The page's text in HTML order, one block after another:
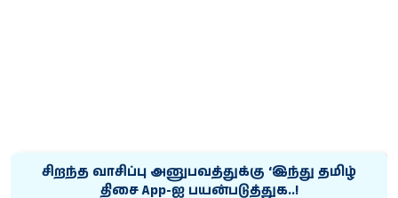
சிறந்த வாசிப்பு அனுபவத்துக்கு ‘இந்து தமிழ்
திசை App-ஐ பயன்படுத்துக..!